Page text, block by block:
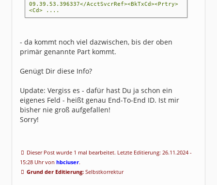
09.39.53.396337</AcctSvcrRef><BkTxCd><Prtry>
<Cd> ....
- da kommt noch viel dazwischen, bis der oben
primär genannte Part kommt.
Genügt Dir diese Info?
Update: Vergiss es - dafür hast Du ja schon ein
eigenes Feld - heißt genau End-To-End ID. Ist mir
bisher nie groß aufgefallen!
Sorry!
Dieser Post wurde 1 mal bearbeitet. Letzte Editierung: 26.11.2024 -
15:28 Uhr von hbciuser.
Grund der Editierung: Selbstkorrektur